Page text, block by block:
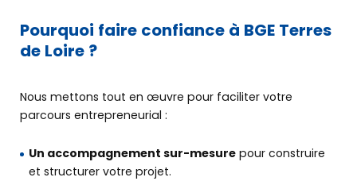
BGE
Pourquoi faire confiance à BGE Terres
de Loire ?
Nous mettons tout en œuvre pour faciliter votre
parcours entrepreneurial :
Un accompagnement sur-mesure pour construire
et structurer votre projet.